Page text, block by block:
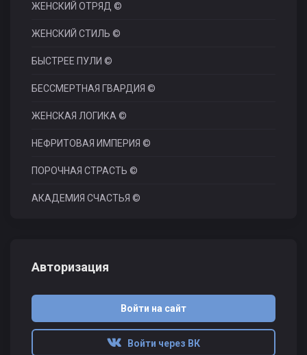
ЖЕНСКИЙ ОТРЯД ©
ЖЕНСКИЙ СТИЛЬ ©
БЫСТРЕЕ ПУЛИ ©
БЕССМЕРТНАЯ ГВАРДИЯ ©
ЖЕНСКАЯ ЛОГИКА ©
НЕФРИТОВАЯ ИМПЕРИЯ ©
ПОРОЧНАЯ СТРАСТЬ ©
АКАДЕМИЯ СЧАСТЬЯ ©
Авторизация
Войти на сайт
Войти через ВК